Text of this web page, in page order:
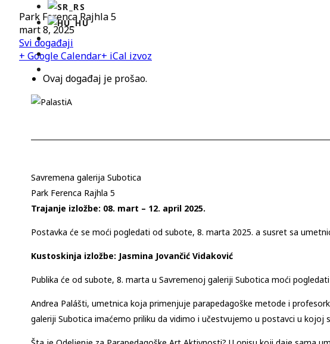
Park Ferenca Rajhla 5
mart 8, 2025
Svi događaji
+ Google Calendar+ iCal izvoz
Ovaj događaj je prošao.
Savremena galerija Subotica
Park Ferenca Rajhla 5
Trajanje izložbe: 08. mart – 12. april 2025.
Postavka će se moći pogledati od subote, 8. marta 2025. a susret sa
Kustoskinja izložbe: Jasmina Jovančić Vidaković
Publika će od subote, 8. marta u Savremenoj galeriji Subotica moći
Andrea Palášti, umetnica koja primenjuje parapedagoške metode i
galeriji Subotica imaćemo priliku da vidimo i učestvujemo u postavci u